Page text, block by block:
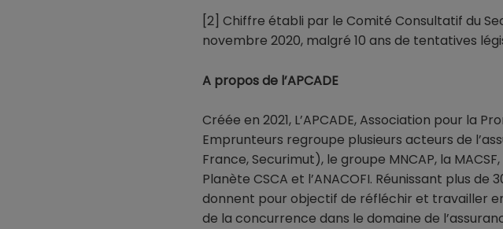
[2] Chiffre établi par le Comité Consultatif du
novembre 2020, malgré 10 ans de tentatives
A propos de l’APCADE
Créée en 2021, L’APCADE, Association pour la
Emprunteurs regroupe plusieurs acteurs de
France, Securimut), le groupe MNCAP, la
Planète CSCA et l’ANACOFI. Réunissant plus
donnent pour objectif de réfléchir et travailler
de la concurrence dans le domaine de